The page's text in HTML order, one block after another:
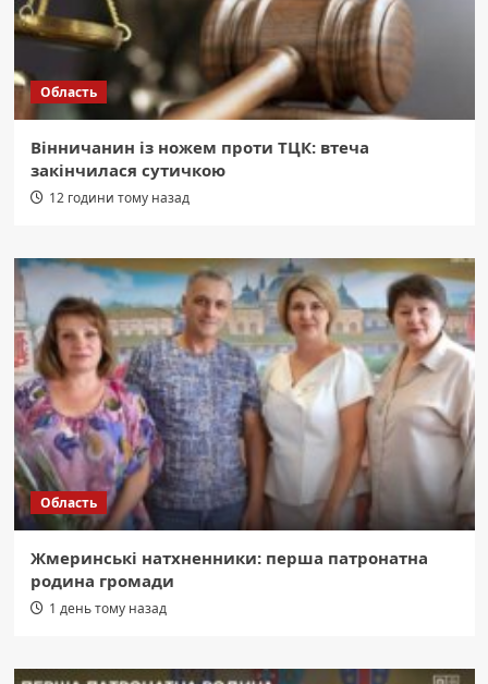
Область
Вінничанин із ножем проти ТЦК: втеча
закінчилася сутичкою
12 години тому назад
Область
Жмеринські натхненники: перша патронатна
родина громади
1 день тому назад